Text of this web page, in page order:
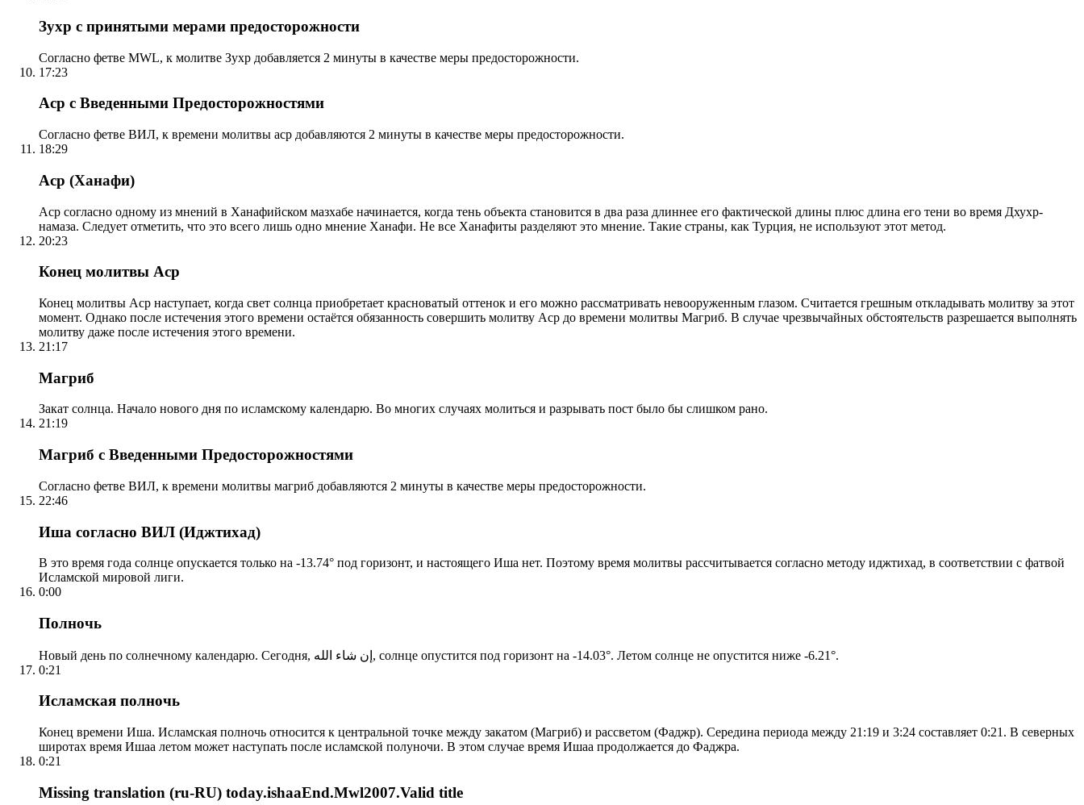
Зухр с принятыми мерами предосторожности
Согласно фетве MWL, к молитве Зухр добавляется 2 минуты в качестве меры предосторожности.
17:23
Аср с Введенными Предосторожностями
Согласно фетве ВИЛ, к времени молитвы аср добавляются 2 минуты в качестве меры предосторожности.
18:29
Аср (Ханафи)
Аср согласно одному из мнений в Ханафийском мазхабе начинается, когда тень объекта становится в два раза длиннее его фактической длины плюс длина его тени во время Дхухр-
намаза. Следует отметить, что это всего лишь одно мнение Ханафи. Не все Ханафиты разделяют это мнение. Такие страны, как Турция, не используют этот метод.
20:23
Конец молитвы Аср
Конец молитвы Аср наступает, когда свет солнца приобретает красноватый оттенок и его можно рассматривать невооруженным глазом. Считается грешным откладывать молитву за этот
момент. Однако после истечения этого времени остаётся обязанность совершить молитву Аср до времени молитвы Магриб. В случае чрезвычайных обстоятельств разрешается выполнять
молитву даже после истечения этого времени.
21:17
Магриб
Закат солнца. Начало нового дня по исламскому календарю. Во многих случаях молиться и разрывать пост было бы слишком рано.
21:19
Магриб с Введенными Предосторожностями
Согласно фетве ВИЛ, к времени молитвы магриб добавляются 2 минуты в качестве меры предосторожности.
22:46
Иша согласно ВИЛ (Иджтихад)
В это время года солнце опускается только на -13.74° под горизонт, и настоящего Иша нет. Поэтому время молитвы рассчитывается согласно методу иджтихад, в соответствии с фатвой
Исламской мировой лиги.
0:00
Полночь
Новый день по солнечному календарю. Сегодня, إن شاء الله, солнце опустится под горизонт на -14.03°. Летом солнце не опустится ниже -6.21°.
0:21
Исламская полночь
Конец времени Иша. Исламская полночь относится к центральной точке между закатом (Магриб) и рассветом (Фаджр). Середина периода между 21:19 и 3:24 составляет 0:21. В северных
широтах время Ишаа летом может наступать после исламской полуночи. В этом случае время Ишаа продолжается до Фаджра.
0:21
Missing translation (ru-RU) today.ishaaEnd.Mwl2007.Valid title